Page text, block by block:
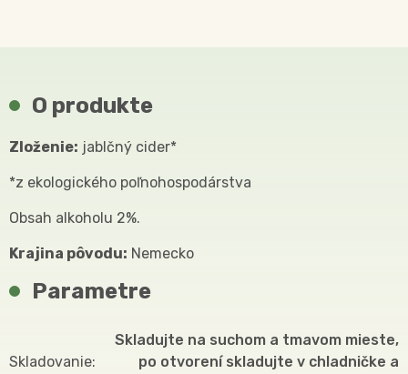
O produkte
Zloženie: jablčný cider*
*z ekologického poľnohospodárstva
Obsah alkoholu 2%.
Krajina pôvodu: Nemecko
Parametre
Skladovanie
Skladujte na suchom a tmavom mieste,
po otvorení skladujte v chladničke a